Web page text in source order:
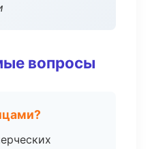
вопросы